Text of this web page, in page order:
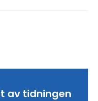
av tidningen